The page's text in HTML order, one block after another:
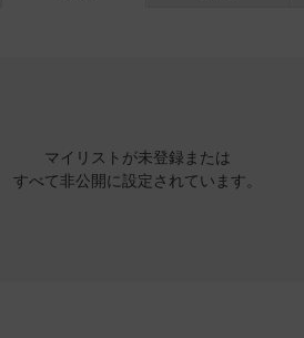
マイリストが未登録または
すべて非公開に設定されています。